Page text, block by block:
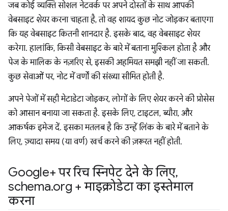
जब कोई व्यक्ति सोशल नेटवर्क पर अपने दोस्तों के साथ आपकी
वेबसाइट शेयर करना चाहता है, तो वह शायद कुछ नोट जोड़कर बताएगा
कि यह वेबसाइट कितनी शानदार है. इसके बाद, वह वेबसाइट शेयर
करेगा. हालांकि, किसी वेबसाइट के बारे में बताना मुश्किल होता है और
पेज के मालिक के नज़रिए से, इसकी अहमियत समझी नहीं जा सकती.
कुछ सेवाओं पर, नोट में वर्णों की संख्या सीमित होती है.
अपने पेजों में सही मेटाडेटा जोड़कर, लोगों के लिए शेयर करने की प्रोसेस
को आसान बनाया जा सकता है. इसके लिए, टाइटल, ब्यौरा, और
आकर्षक इमेज दें. इसका मतलब है कि उन्हें लिंक के बारे में बताने के
लिए, ज़्यादा समय (या वर्ण) खर्च करने की ज़रूरत नहीं होती.
Google+ पर रिच स्निपेट देने के लिए,
schema.org + माइक्रोडेटा का इस्तेमाल
करना